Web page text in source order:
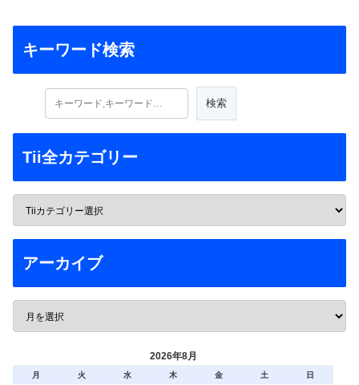
キーワード検索
Tii全カテゴリー
アーカイブ
2026年8月
月 火 水 木 金 土
日